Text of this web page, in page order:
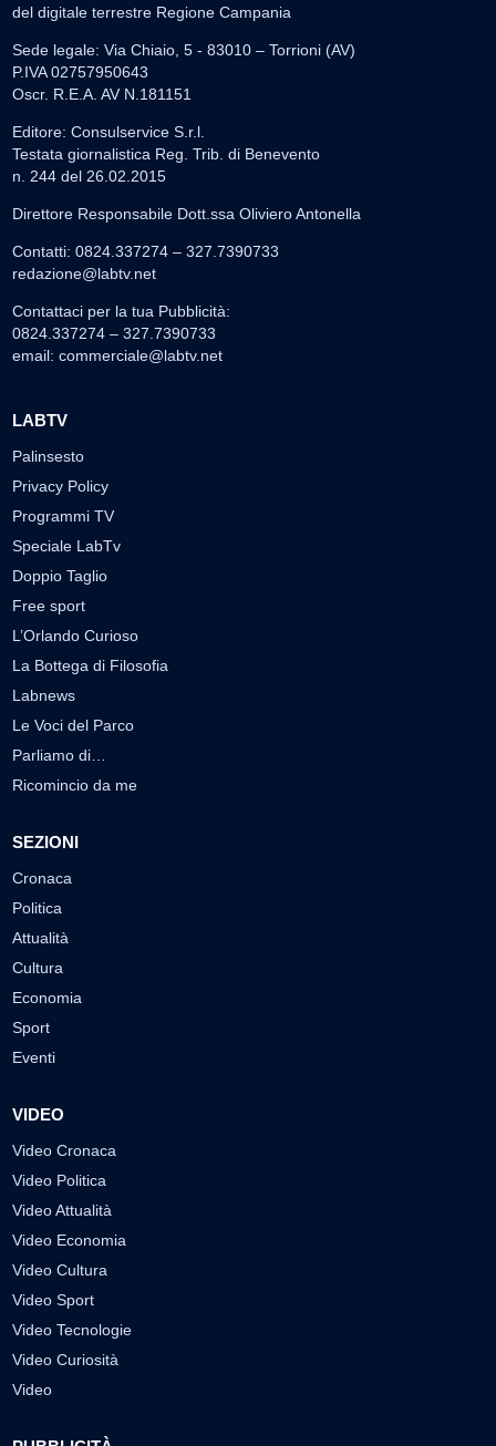
del digitale terrestre Regione Campania
Sede legale: Via Chiaio, 5 - 83010 – Torrioni (AV)
P.IVA 02757950643
Oscr. R.E.A. AV N.181151
Editore: Consulservice S.r.l.
Testata giornalistica Reg. Trib. di Benevento
n. 244 del 26.02.2015
Direttore Responsabile Dott.ssa Oliviero Antonella
Contatti: 0824.337274 – 327.7390733
redazione@labtv.net
Contattaci per la tua Pubblicità:
0824.337274 – 327.7390733
email: commerciale@labtv.net
LABTV
Palinsesto
Privacy Policy
Programmi TV
Speciale LabTv
Doppio Taglio
Free sport
L’Orlando Curioso
La Bottega di Filosofia
Labnews
Le Voci del Parco
Parliamo di…
Ricomincio da me
SEZIONI
Cronaca
Politica
Attualità
Cultura
Economia
Sport
Eventi
VIDEO
Video Cronaca
Video Politica
Video Attualità
Video Economia
Video Cultura
Video Sport
Video Tecnologie
Video Curiosità
Video